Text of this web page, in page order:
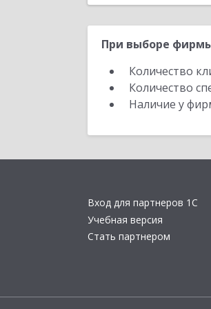
При выборе
Количество
Количество
Наличие у
Вход для партнеров 1С
Учебная версия
Стать партнером